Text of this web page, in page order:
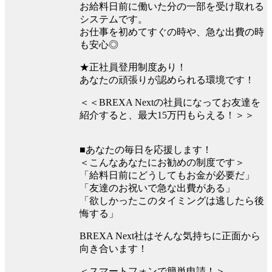
お給料日前に働いた分の一部を受け取れる
システムです。
お仕事を初めてすぐの時や、急な出費の時
も安心◎
★正社員登用制度あり！
あなたの頑張りが認められる環境です！
＜＜BREXA Nextの社員になってお友達を
紹介すると、最大15万円もらえる！＞＞
■あなたの毎日を応援します！
＜こんなあなたにお勧めの制度です＞
「給料日前にどうしてもお金が必要だ」
「友達のお祝いで急な出費がある」
「欲しかったこのタイミングは逃したら後
悔する」
BREXA Next社はそんな気持ちに正面から
向き合います！